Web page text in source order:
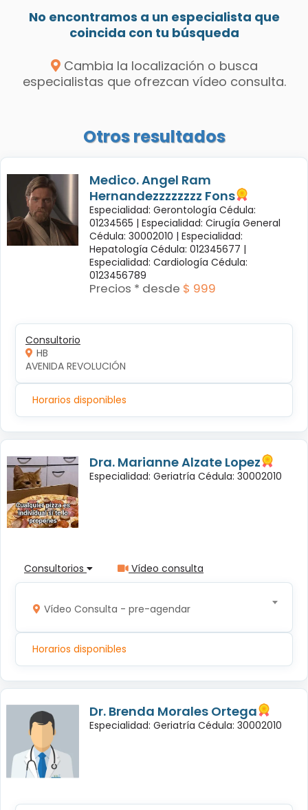
No encontramos a un especialista que
coincida con tu búsqueda
Cambia la localización o busca
especialistas que ofrezcan vídeo consulta.
Otros resultados
Medico. Angel Ram
Hernandezzzzzzzz Fons
Especialidad: Gerontología Cédula:
01234565 | Especialidad: Cirugía General
Cédula: 30002010 | Especialidad:
Hepatología Cédula: 012345677 |
Especialidad: Cardiología Cédula:
0123456789
Precios * desde $ 999
Consultorio
HB
AVENIDA REVOLUCIÓN
Horarios disponibles
Dra. Marianne Alzate Lopez
Especialidad: Geriatría Cédula: 30002010
Consultorios Vídeo consulta
Vídeo Consulta - pre-agendar
Horarios disponibles
Dr. Brenda Morales Ortega
Especialidad: Geriatría Cédula: 30002010